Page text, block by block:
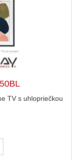
TV s uhlopriečkou